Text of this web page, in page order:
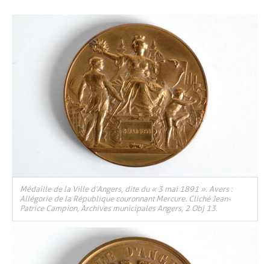
Médaille de la Ville d’Angers, dite du « 3 mai 1891 ». Avers :
Allégorie de la République couronnant Mercure. Cliché Jean-
Patrice Campion, Archives municipales Angers, 2 Obj 13.